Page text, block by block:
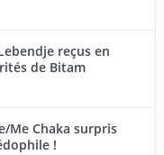
reçus en
de Bitam
Me Chaka surpris
!